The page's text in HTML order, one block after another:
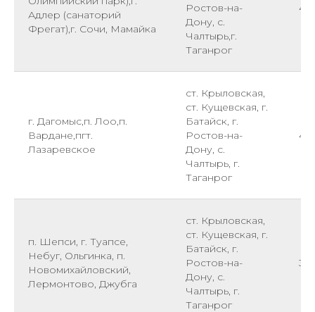
Адлер (санаторий
Фрегат),г. Сочи, Мамайка
Ростов-на-
Дону, с.
Чалтырь,г.
Таганрог
г. Дагомыс,п. Лоо,п.
Вардане,пгт.
Лазаревское
ст. Крыловская,
ст. Кущевская, г.
Батайск, г.
Ростов-на-
Дону, с.
Чалтырь, г.
Таганрог
п. Шепси, г. Туапсе,
Небуг, Ольгинка, п.
Новомихайловский,
Лермонтово, Джубга
ст. Крыловская,
ст. Кущевская, г.
Батайск, г.
Ростов-на-
Дону, с.
Чалтырь, г.
Таганрог